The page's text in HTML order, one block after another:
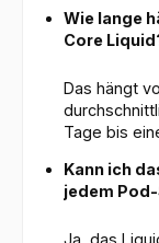
Wie lange
Core
Das hängt
Tage bis
Kann ich
jedem
Ja, das